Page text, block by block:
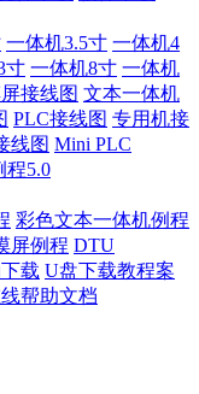
一体机3.5寸 一体机4
寸 一体机8寸 一体机
接线图 文本一体机
PLC接线图 专用机接
线图 Mini PLC
程5.0
彩色文本一体机例程
屏例程 DTU
载 U盘下载教程案
帮助文档